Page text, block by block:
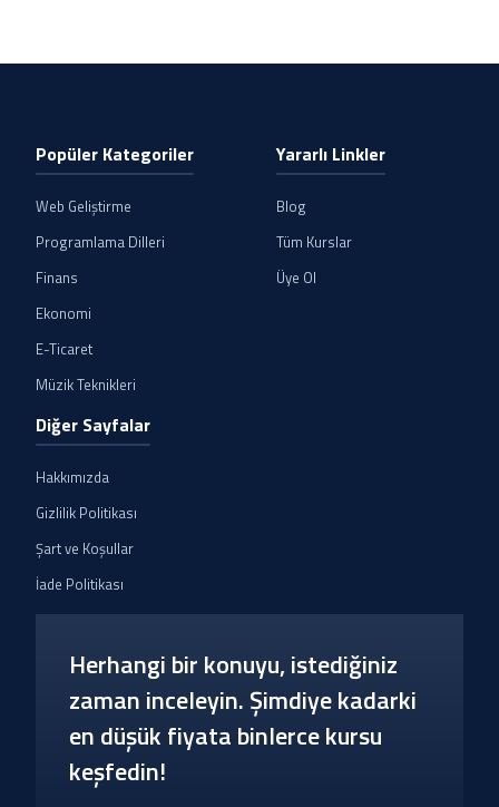
Popüler Kategoriler
Web Geliştirme
Programlama Dilleri
Finans
Ekonomi
E-Ticaret
Müzik Teknikleri
Yararlı Linkler
Blog
Tüm Kurslar
Üye Ol
Diğer Sayfalar
Hakkımızda
Gizlilik Politikası
Şart ve Koşullar
İade Politikası
Herhangi bir konuyu, istediğiniz
zaman inceleyin. Şimdiye kadarki
en düşük fiyata binlerce kursu
keşfedin!